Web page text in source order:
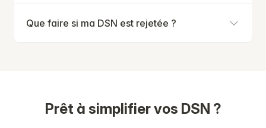
Que faire si ma DSN est rejetée ?
Prêt à simplifier vos DSN ?